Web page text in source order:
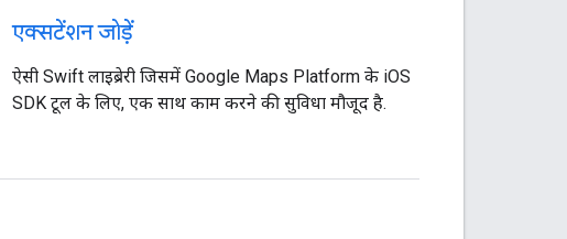
एक्सटेंशन जोड़ें
ऐसी Swift लाइब्रेरी जिसमें Google Maps Platform के iOS
SDK टूल के लिए, एक साथ काम करने की सुविधा मौजूद है.